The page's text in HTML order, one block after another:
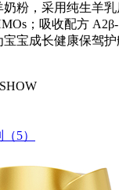
粉，采用纯生羊
；吸收配方
宝成长健康保驾护
5）